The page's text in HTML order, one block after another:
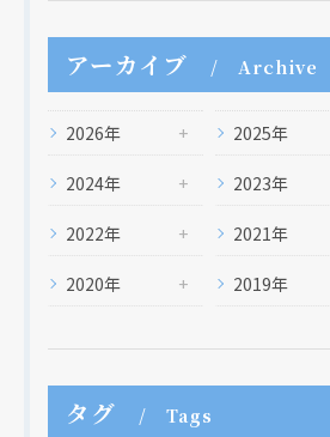
アーカイブ Archive
2026年 2025年
2024年 2023年
2022年 2021年
2020年 2019年
タグ Tags